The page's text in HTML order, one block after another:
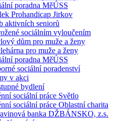
poradna MěÚSS
Prohandicap Jirkov
aktivních seniorů
sociálním vyloučením
dům pro muže a ženy
pro muže a ženy
poradna MěÚSS
sociální poradenství
v akci
bydlení
sociální práce Světlo
sociální práce Oblastní charita
banka DŽBÁNSKO, z.s.